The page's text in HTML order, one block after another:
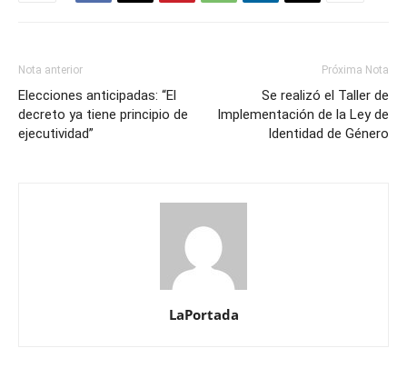
Nota anterior
Elecciones anticipadas: “El
decreto ya tiene principio de
ejecutividad”
Próxima Nota
Se realizó el Taller de
Implementación de la Ley de
Identidad de Género
LaPortada